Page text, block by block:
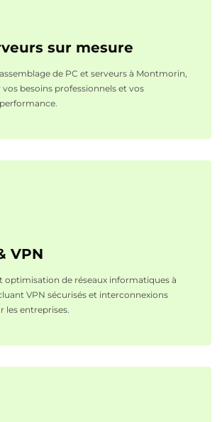
sur mesure
de PC et serveurs à Montmorin,
besoins professionnels et vos
VPN
optimisation de réseaux informatiques à
VPN sécurisés et interconnexions
les entreprises.